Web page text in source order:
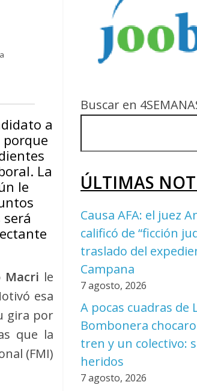
a
La
le
Macri le
esa
gira por
que la
(FMI)
Buscar en
ÚLTIMAS
Causa AFA: el juez
calificó de “ficción
traslado del
Campana
7 agosto, 2026
A pocas cuadras de
Bombonera
tren y un colectivo:
heridos
7 agosto, 2026